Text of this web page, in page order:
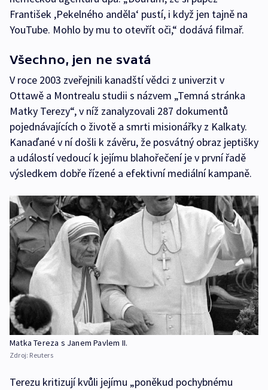
František ,Pekelného anděla‘ pustí, i když jen tajně na
YouTube. Mohlo by mu to otevřít oči,“ dodává filmař.
Všechno, jen ne svatá
V roce 2003 zveřejnili kanadští vědci z univerzit v
Ottawě a Montrealu studii s názvem „Temná stránka
Matky Terezy“, v níž zanalyzovali 287 dokumentů
pojednávajících o životě a smrti misionářky z Kalkaty.
Kanaďané v ní došli k závěru, že posvátný obraz jeptišky
a událostí vedoucí k jejímu blahořečení je v první řadě
výsledkem dobře řízené a efektivní mediální kampaně.
Matka Tereza s Janem Pavlem II.
Zdroj: Reuters
Terezu kritizují kvůli jejímu „poněkud pochybnému